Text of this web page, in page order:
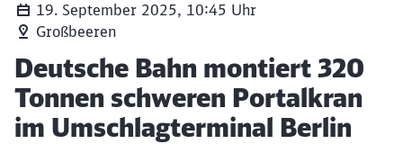
19. September 2025, 10:45 Uhr
Großbeeren
Artikel:
Deutsche Bahn montiert 320
Tonnen schweren Portalkran
im Umschlagterminal Berlin